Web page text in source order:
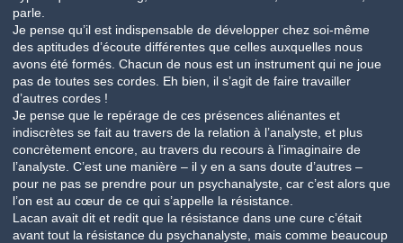
parle.
Je pense qu’il est indispensable de développer chez soi-même
des aptitudes d’écoute différentes que celles auxquelles nous
avons été formés. Chacun de nous est un instrument qui ne joue
pas de toutes ses cordes. Eh bien, il s’agit de faire travailler
d’autres cordes !
Je pense que le repérage de ces présences aliénantes et
indiscrètes se fait au travers de la relation à l’analyste, et plus
concrètement encore, au travers du recours à l’imaginaire de
l’analyste. C’est une manière – il y en a sans doute d’autres –
pour ne pas se prendre pour un psychanalyste, car c’est alors que
l’on est au cœur de ce qui s’appelle la résistance.
Lacan avait dit et redit que la résistance dans une cure c’était
avant tout la résistance du psychanalyste, mais comme beaucoup